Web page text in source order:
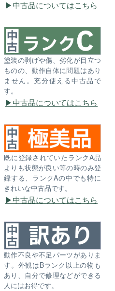
中古品についてはこちら
塗装の剥げや傷、劣化が目立つ
ものの、動作自体に問題はあり
ません。充分使える中古品で
す。
中古品についてはこちら
既に登録されていたランクA品
よりも状態が良い等の時のみ登
録する、ランクAの中でも特に
きれいな中古品です。
中古品についてはこちら
動作不良や不足パーツがありま
す。外観はBランク以上の物も
あり、自分で修理などができる
人にはお得です。